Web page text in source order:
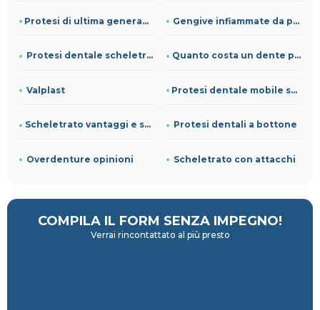
Protesi di ultima generazione prezzi Gengive infiammate da protesi
Protesi dentale scheletrata Quanto costa un dente provvisorio
Valplast Protesi dentale mobile senza palato
Scheletrato vantaggi e svantaggi Protesi dentali a bottone
Overdenture opinioni Scheletrato con attacchi
COMPILA IL FORM SENZA IMPEGNO!
Verrai rincontattato al più presto